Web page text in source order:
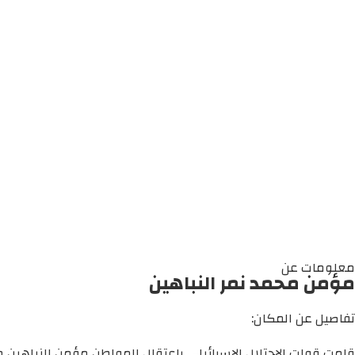
معلومات عن
مؤمن محمد نمر النباهين
تفاصيل عن المكان: